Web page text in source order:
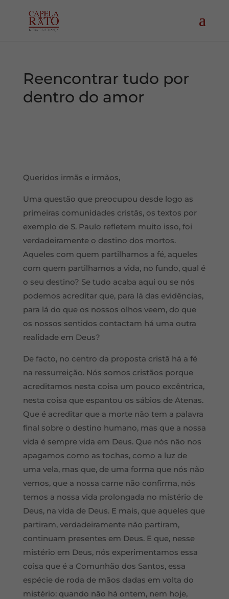
Reencontrar tudo por
dentro do amor
Queridos irmãs e irmãos,
Uma questão que preocupou desde logo as
primeiras comunidades cristãs, os textos por
exemplo de S. Paulo refletem muito isso, foi
verdadeiramente o destino dos mortos.
Aqueles com quem partilhamos a fé, aqueles
com quem partilhamos a vida, no fundo, qual é
o seu destino? Se tudo acaba aqui ou se nós
podemos acreditar que, para lá das evidências,
para lá do que os nossos olhos veem, do que
os nossos sentidos contactam há uma outra
realidade em Deus?
De facto, no centro da proposta cristã há a fé
na ressurreição. Nós somos cristãos porque
acreditamos nesta coisa um pouco excêntrica,
nesta coisa que espantou os sábios de Atenas.
Que é acreditar que a morte não tem a palavra
final sobre o destino humano, mas que a nossa
vida é sempre vida em Deus. Que nós não nos
apagamos como as tochas, como a luz de
uma vela, mas que, de uma forma que nós não
vemos, que a nossa carne não confirma, nós
temos a nossa vida prolongada no mistério de
Deus, na vida de Deus. E mais, que aqueles que
partiram, verdadeiramente não partiram,
continuam presentes em Deus. E que, nesse
mistério em Deus, nós experimentamos essa
coisa que é a Comunhão dos Santos, essa
espécie de roda de mãos dadas em volta do
mistério: quando não há ontem, nem hoje,